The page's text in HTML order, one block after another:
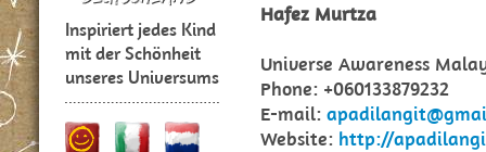
Inspiriert jedes Kind
mit der Schönheit
unseres Universums
Hafez Murtza
Universe Awareness
Phone: +060133879232
E-mail:
Website: http://